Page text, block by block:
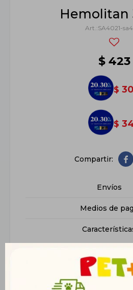
Hemolitan
SA4021-
$ 423
$
$

Envíos
Medios de